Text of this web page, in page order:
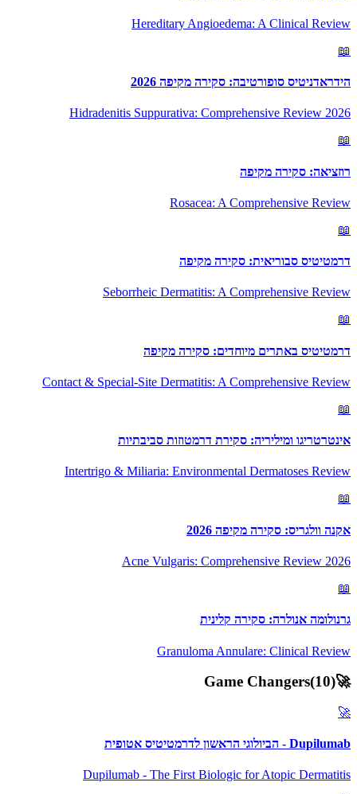
Hereditary Angioedema: A Clinical Review
📖
הידראדניטיס סופורטיבה: סקירה מקיפה 2026
Hidradenitis Suppurativa: Comprehensive Review 2026
📖
רוזציאה: סקירה מקיפה
Rosacea: A Comprehensive Review
📖
דרמטיטיס סבוריאית: סקירה מקיפה
Seborrheic Dermatitis: A Comprehensive Review
📖
דרמטיטיס באתרים מיוחדים: סקירה מקיפה
Contact & Special-Site Dermatitis: A Comprehensive Review
📖
אינטרטריגו ומיליריה: סקירת דרמטוזות סביבתיות
Intertrigo & Miliaria: Environmental Dermatoses Review
📖
אקנה וולגריס: סקירה מקיפה 2026
Acne Vulgaris: Comprehensive Review 2026
📖
גרנולומה אנולרה: סקירה קלינית
Granuloma Annulare: Clinical Review
🚀
Game Changers(10)
🚀
Dupilumab - הביולוגי הראשון לדרמטיטיס אטופית
Dupilumab - The First Biologic for Atopic Dermatitis